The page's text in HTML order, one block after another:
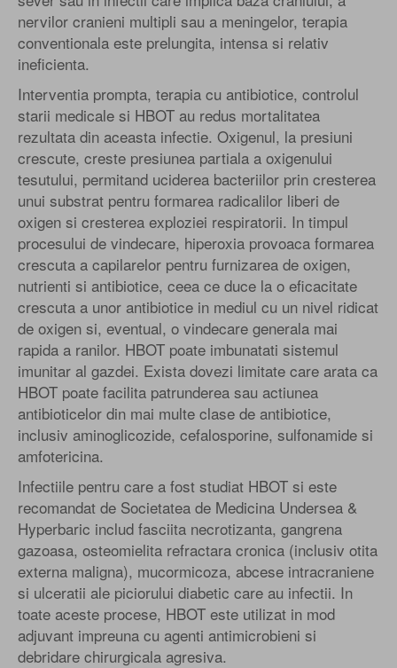
nervilor cranieni multipli sau a meningelor, terapia
conventionala este prelungita, intensa si relativ
ineficienta.
Interventia prompta, terapia cu antibiotice, controlul
starii medicale si HBOT au redus mortalitatea
rezultata din aceasta infectie. Oxigenul, la presiuni
crescute, creste presiunea partiala a oxigenului
tesutului, permitand uciderea bacteriilor prin cresterea
unui substrat pentru formarea radicalilor liberi de
oxigen si cresterea exploziei respiratorii. In timpul
procesului de vindecare, hiperoxia provoaca formarea
crescuta a capilarelor pentru furnizarea de oxigen,
nutrienti si antibiotice, ceea ce duce la o eficacitate
crescuta a unor antibiotice in mediul cu un nivel ridicat
de oxigen si, eventual, o vindecare generala mai
rapida a ranilor. HBOT poate imbunatati sistemul
imunitar al gazdei. Exista dovezi limitate care arata ca
HBOT poate facilita patrunderea sau actiunea
antibioticelor din mai multe clase de antibiotice,
inclusiv aminoglicozide, cefalosporine, sulfonamide si
amfotericina.
Infectiile pentru care a fost studiat HBOT si este
recomandat de Societatea de Medicina Undersea &
Hyperbaric includ fasciita necrotizanta, gangrena
gazoasa, osteomielita refractara cronica (inclusiv otita
externa maligna), mucormicoza, abcese intracraniene
si ulceratii ale piciorului diabetic care au infectii. In
toate aceste procese, HBOT este utilizat in mod
adjuvant impreuna cu agenti antimicrobieni si
debridare chirurgicala agresiva.